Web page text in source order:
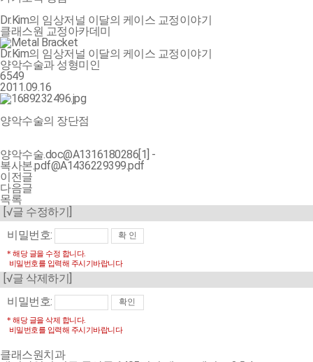
Dr.Kim의 임상저널 이달의 케이스 교정이야기
클래스원 교정아카데미
Dr.Kim의 임상저널 이달의 케이스 교정이야기
양악수술과 성형미인
6549
2011.09.16
양악수술의 장단점
양악수술.doc@A1316180286[1] -
복사본.pdf@A1436229399.pdf
이전글
다음글
목록
[√글 수정하기]
비밀번호:
* 해당 글을 수정 합니다.
비밀번호를 입력해 주시기바랍니다
[√글 삭제하기]
비밀번호:
* 해당 글을 삭제 합니다.
비밀번호를 입력해 주시기바랍니다
클래스원치과